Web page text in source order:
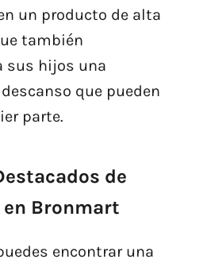
un producto de alta
también
sus hijos una
que pueden
parte.
de
Bronmart
encontrar una